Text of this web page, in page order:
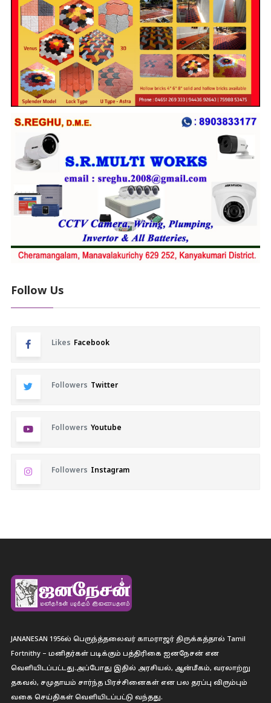
Follow Us
Likes Facebook
Followers Twitter
Followers Youtube
Followers Instagram
JANANESAN 1956ல் பெருந்த்தலைவர் காமராஜர் திருக்கத்தால் Tamil
Fortnithy – மனிதர்கள் படிக்கும் பத்திரிகை ஐனநேசன் என
வெளியிடப்பட்டது.அப்போது இதில் அரசியல், ஆன்மீகம், வரலாற்று
தகவல், சமுதாயம் சார்ந்த பிரச்சினைகள் என பல தரப்பு விரும்பும்
வகை செய்திகள் வெளியிடப்பட்டு வந்தது.